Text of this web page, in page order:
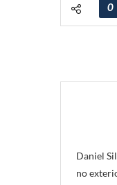
0
Daniel
no